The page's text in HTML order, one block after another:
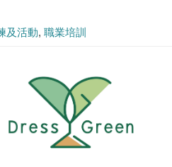
及活動 職業培訓